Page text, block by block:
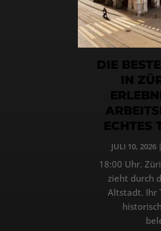
DIE
IN
ECHTES
JULI 10, 2026|
18:00 Uhr.
zieht durch
Altstadt. Ihr